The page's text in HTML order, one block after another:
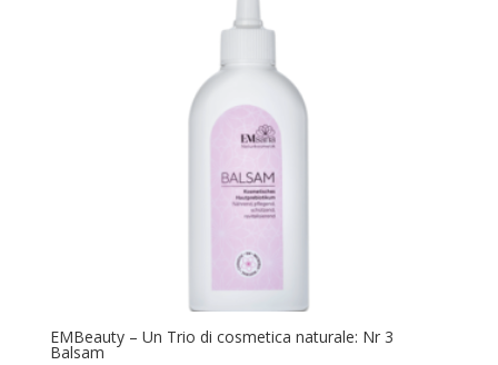
EMBeauty – Un Trio di cosmetica naturale: Nr 3
Balsam